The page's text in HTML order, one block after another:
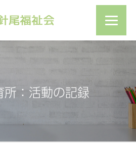
：活動の記録